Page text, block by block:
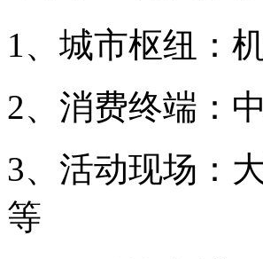
1、城市枢纽：
2、消费终端：
3、活动现场：
等